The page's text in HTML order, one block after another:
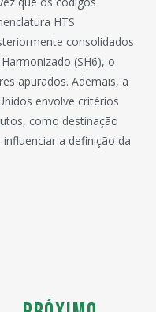
HTS
consolidados
(SH6), o
apurados. Ademais, a
envolve critérios
como destinação
a definição da